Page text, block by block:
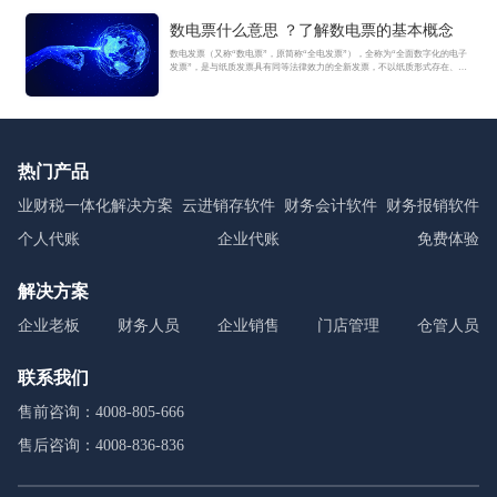
数电票什么意思 ？了解数电票的基本概念
数电发票（又称“数电票”，原简称“全电发票”），全称为“全面数字化的电子
发票”，是与纸质发票具有同等法律效力的全新发票，不以纸质形式存在、不
热门产品
业财税一体化解决方案 云进销存软件 财务会计软件 财务报销软件
个人代账
企业代账 免费体验
解决方案
企业老板 财务人员 企业销售 门店管理 仓管人员
联系我们
售前咨询：4008-805-666
售后咨询：4008-836-836